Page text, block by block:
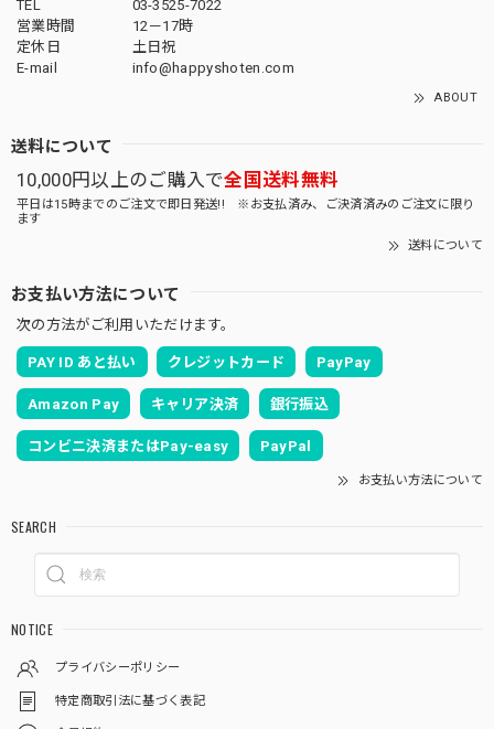
TEL
03-3525-7022
営業時間
12－17時
定休日
土日祝
E-mail
info@happyshoten.com
ABOUT
送料について
10,000円以上のご購入で全国送料無料
平日は15時までのご注文で即日発送!! ※お支払済み、ご決済済みのご注文に限り
ます
送料について
お支払い方法について
次の方法がご利用いただけます。
PAY ID あと払い クレジットカード PayPay
Amazon Pay キャリア決済 銀行振込
コンビニ決済またはPay-easy PayPal
お支払い方法について
SEARCH
NOTICE
プライバシーポリシー
特定商取引法に基づく表記